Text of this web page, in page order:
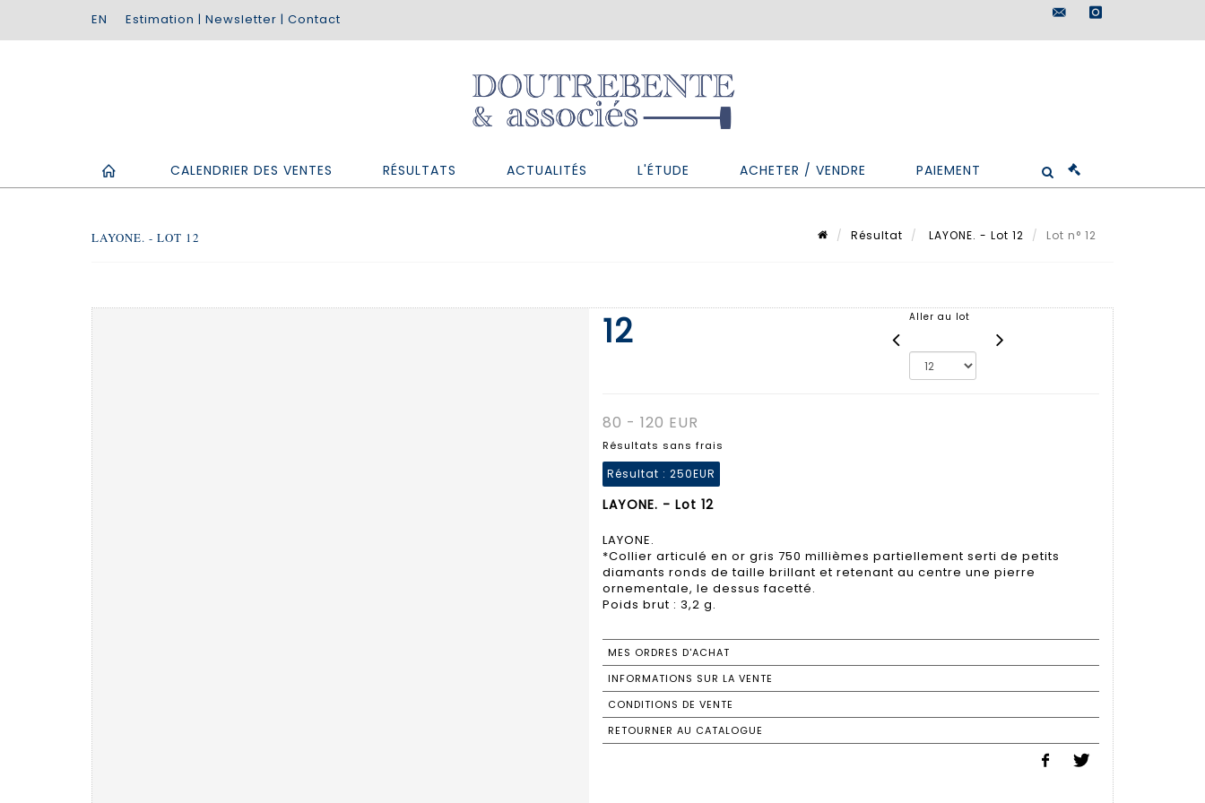
Estimation | Newsletter | Contact
instagram
CALENDRIER DES VENTES RÉSULTATS ACTUALITÉS L'ÉTUDE ACHETER / VENDRE PAIEMENT
LAYONE. - LOT 12 Résultat LAYONE. - Lot 12 Lot n° 12
12 Aller au lot
80 - 120 EUR
Résultats sans frais
Résultat : 250EUR
LAYONE. - Lot 12
LAYONE.
*Collier articulé en or gris 750 millièmes partiellement serti de petits
diamants ronds de taille brillant et retenant au centre une pierre
ornementale, le dessus facetté.
Poids brut : 3,2 g.
MES ORDRES D'ACHAT
INFORMATIONS SUR LA VENTE
CONDITIONS DE VENTE
RETOURNER AU CATALOGUE